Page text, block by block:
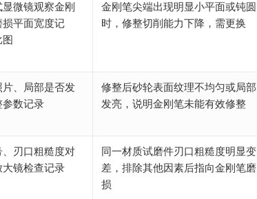
微镜观察金刚
平面宽度记
图
金刚笔尖端出现明显小平面或钝圆
时，修整切削能力下降，需更换
、局部是否发
参数记录
修整后砂轮表面纹理不均匀或局部
发亮，说明金刚笔未能有效修整
刃口粗糙度对
大镜检查记录
同一材质试磨件刃口粗糙度明显变
差，排除其他因素后指向金刚笔磨
损